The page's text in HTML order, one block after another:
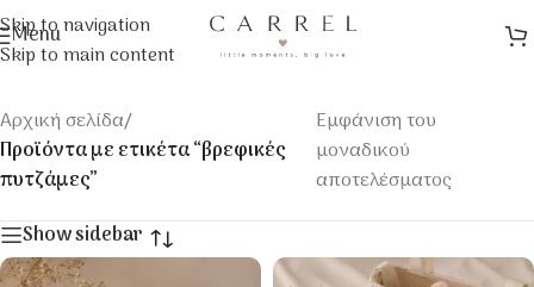
Skip to navigation
Skip to main content
Menu
Αρχική σελίδα/
Προϊόντα με ετικέτα “βρεφικές
πυτζάμες”
Εμφάνιση του
μοναδικού
αποτελέσματος
Show sidebar